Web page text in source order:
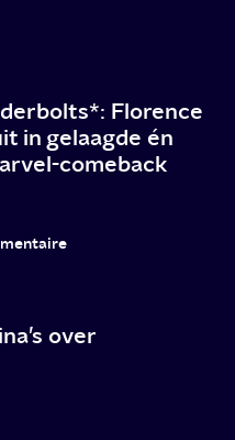
Florence
in gelaagde én
comeback
over